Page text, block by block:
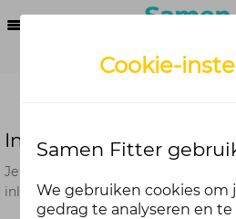
Inloggen
Je kunt met je Samen Fitter
inloggen. Dus één account voor
Cookie-
Samen Fitter
We gebruiken cookies om
gedrag te analyseren en